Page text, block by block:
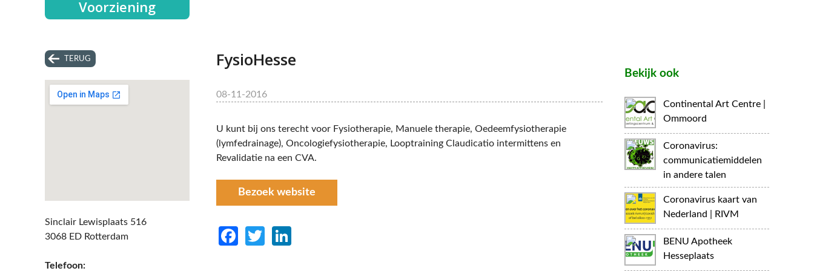
Voorziening
TERUG
Sinclair Lewisplaats 516
3068 ED Rotterdam
Telefoon:
FysioHesse
08-11-2016
U kunt bij ons terecht voor Fysiotherapie, Manuele therapie, Oedeemfysiotherapie
(lymfedrainage), Oncologiefysiotherapie, Looptraining Claudicatio intermittens en
Revalidatie na een CVA.
Bezoek website
Facebook
Twitter
Bekijk ook
Continental Art Centre |
Ommoord
Coronavirus:
communicatiemiddelen
in andere talen
Coronavirus kaart van
Nederland | RIVM
BENU Apotheek
Hesseplaats